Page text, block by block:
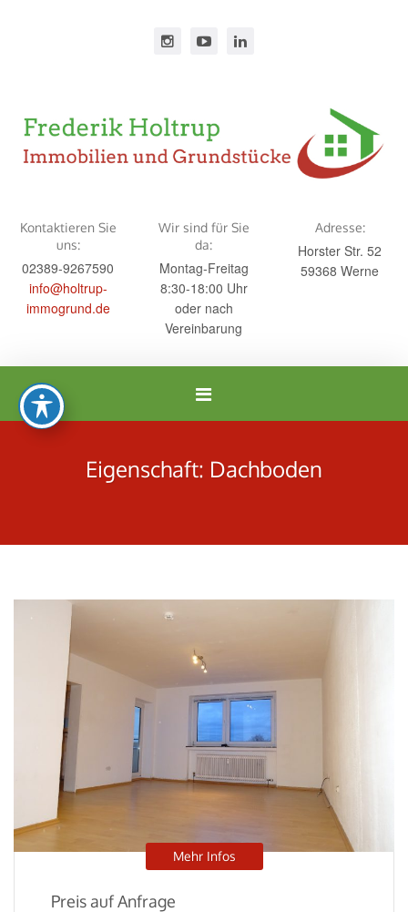
Kontaktieren Sie
uns:
02389-9267590
info@holtrup-
immogrund.de
Wir sind für Sie
da:
Montag-Freitag
8:30-18:00 Uhr
oder nach
Vereinbarung
Adresse:
Horster Str. 52
59368 Werne
Navigation
Eigenschaft: Dachboden
Mehr Infos
Preis auf Anfrage